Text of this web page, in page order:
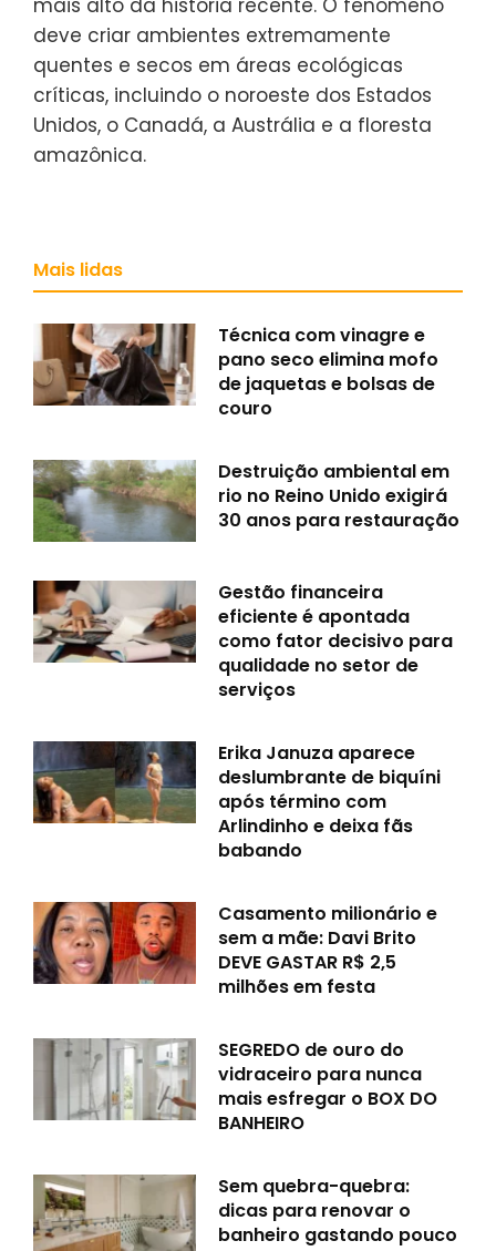
mais alto da história recente. O fenômeno
deve criar ambientes extremamente
quentes e secos em áreas ecológicas
críticas, incluindo o noroeste dos Estados
Unidos, o Canadá, a Austrália e a floresta
amazônica.
Mais lidas
Técnica com vinagre e
pano seco elimina mofo
de jaquetas e bolsas de
couro
Destruição ambiental em
rio no Reino Unido exigirá
30 anos para restauração
Gestão financeira
eficiente é apontada
como fator decisivo para
qualidade no setor de
serviços
Erika Januza aparece
deslumbrante de biquíni
após término com
Arlindinho e deixa fãs
babando
Casamento milionário e
sem a mãe: Davi Brito
DEVE GASTAR R$ 2,5
milhões em festa
SEGREDO de ouro do
vidraceiro para nunca
mais esfregar o BOX DO
BANHEIRO
Sem quebra-quebra:
dicas para renovar o
banheiro gastando pouco